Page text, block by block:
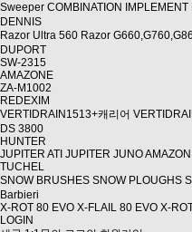
Sweeper COMBINATION IMPLEMENT
DENNIS
Razor Ultra 560 Razor
DUPORT
SW-2315
AMAZONE
ZA-M1002
REDEXIM
VERTIDRAIN1513+캐리어
DS 3800
HUNTER
JUPITER ATI JUPITER JUNOAMAZON
TUCHEL
SNOW BRUSHES SNOW PLOUGHS
Barbieri
X-ROT 80 EVO X-FLAIL 80 EVO X-
LOGIN